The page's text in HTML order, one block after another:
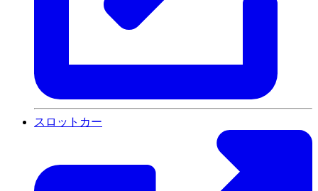
スロットカー